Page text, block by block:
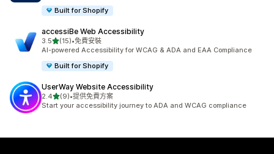
Built for Shopify
accessiBe Web Accessibility
3.5滿分 5 顆星
(15)
共有 15 則評價
•免費安裝
AI-powered Accessibility for WCAG & ADA and EAA Compliance
Built for Shopify
UserWay Website Accessibility
2.4滿分 5 顆星
(9)
共有 9 則評價
•提供免費方案
Start your accessibility journey to ADA and WCAG compliance